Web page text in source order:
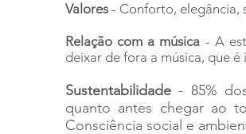
Valores - Conforto, elegância,
Relação com a música - A
deixar de fora a música, que
Sustentabilidade - 85%
quanto antes chegar ao
Consciência social e